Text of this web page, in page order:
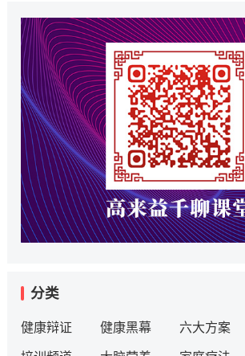
分类
健康辩证 健康黑幕 六大方案